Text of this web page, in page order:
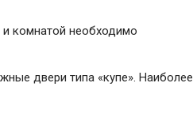
комнатой необходимо
двери типа «купе». Наиболее